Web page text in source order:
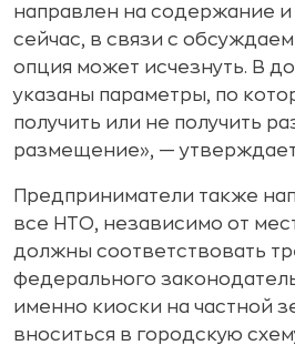
направлен на содержание
сейчас, в связи с
опция может исчезнуть. В
указаны параметры, по
получить или не получить
размещение», —
Предприниматели также
все НТО, независимо от
должны соответствовать
федерального
именно киоски на частной
вноситься в городскую